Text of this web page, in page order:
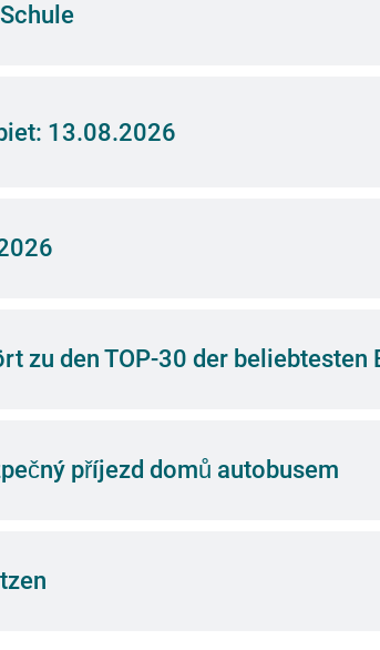
13.08.2026
zu den TOP-30 der beliebtesten
příjezd domů autobusem